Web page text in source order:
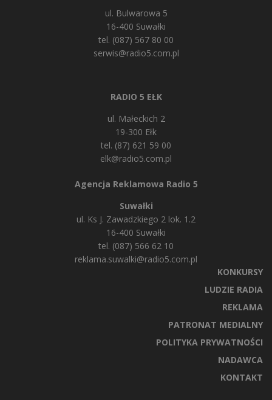
ul. Bulwarowa 5
16-400 Suwałki
tel. (087) 567 80 00
serwis@radio5.com.pl
RADIO 5 EŁK
ul. Małeckich 2
19-300 Ełk
tel. (87) 621 59 00
elk@radio5.com.pl
Agencja Reklamowa Radio 5
Suwałki
ul. Ks J. Zawadzkiego 2 lok. 1.2
16-400 Suwałki
tel. (087) 566 62 10
reklama.suwalki@radio5.com.pl
KONKURSY
LUDZIE RADIA
REKLAMA
PATRONAT MEDIALNY
POLITYKA PRYWATNOŚCI
NADAWCA
KONTAKT